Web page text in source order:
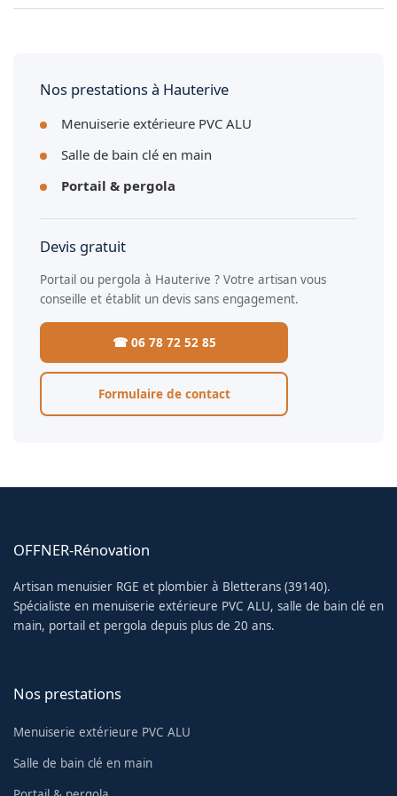
très facile à entretenir.
Nos prestations à Hauterive
Menuiserie extérieure PVC ALU
Salle de bain clé en main
Portail & pergola
Devis gratuit
Portail ou pergola à Hauterive ? Votre artisan vous
conseille et établit un devis sans engagement.
☎ 06 78 72 52 85
Formulaire de contact
OFFNER-Rénovation
Artisan menuisier RGE et plombier à Bletterans (39140).
Spécialiste en menuiserie extérieure PVC ALU, salle de bain clé en
main, portail et pergola depuis plus de 20 ans.
Nos prestations
Menuiserie extérieure PVC ALU
Salle de bain clé en main